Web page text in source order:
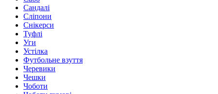
Сандалі
Сліпони
Снікерси
Туфлі
Уги
Устілка
Футбольне взуття
Черевики
Чешки
Чоботи